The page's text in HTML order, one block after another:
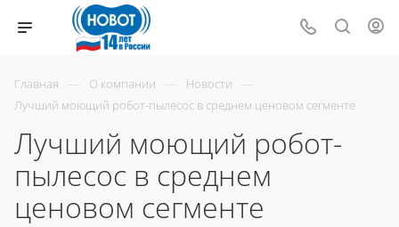
Главная О компании Новости
Лучший моющий робот-пылесос в среднем ценовом сегменте
Лучший моющий робот-
пылесос в среднем
ценовом сегменте